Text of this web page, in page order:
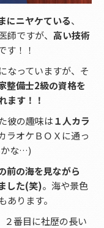
にニヤケている、
ですが、 高い技術
す！！
なっていますが、そ
整備士2級の資格を
ます！！
彼の趣味は１人カラ
ラオケＢＯＸに通っ
かな…)
前の海を見ながら
した(笑)。海や景色
あります。
２番目に社歴の長い